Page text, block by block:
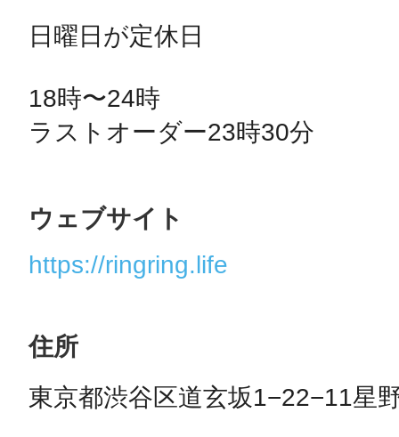
日曜日が定休日
18時〜24時
ラストオーダー23時30分
ウェブサイト
https://ringring.life
住所
東京都渋谷区道玄坂1−22−11星